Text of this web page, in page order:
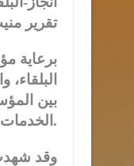
تقرير
برعاية
بين
الخدمات الطبية إلى المستفيدين في مواقعهم بشكل مباشر وفاعل.
وقد